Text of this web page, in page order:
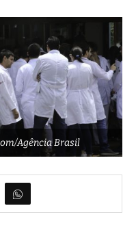
Agência Brasil